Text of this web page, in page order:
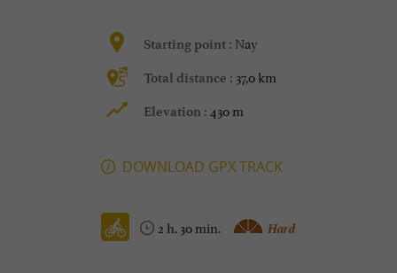
Starting point : Nay
Total distance : 37,0 km
Elevation : 430 m
DOWNLOAD GPX TRACK
2 h. 30 min. Hard